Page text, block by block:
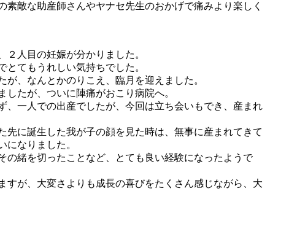
素敵な助産師さんやヤナセ先生のおかげで痛みより楽しく
人目の妊娠が分かりました。
とてもうれしい気持ちでした。
、なんとかのりこえ、臨月を迎えました。
たが、ついに陣痛がおこり病院へ。
、一人での出産でしたが、今回は立ち会いもでき、産まれ
先に誕生した我が子の顔を見た時は、無事に産まれてきて
になりました。
の緒を切ったことなど、とても良い経験になったようで
すが、大変さよりも成長の喜びをたくさん感じながら、大